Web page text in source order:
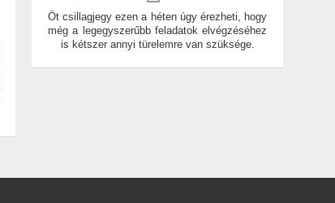
Öt csillagjegy ezen a héten úgy érezheti, hogy
még a legegyszerűbb feladatok elvégzéséhez
is kétszer annyi türelemre van szüksége.